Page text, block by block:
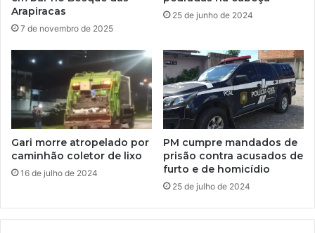
Arapiracas
7 de novembro de 2025
25 de junho de 2024
Gari morre atropelado por
caminhão coletor de lixo
16 de julho de 2024
PM cumpre mandados de
prisão contra acusados de
furto e de homicídio
25 de julho de 2024